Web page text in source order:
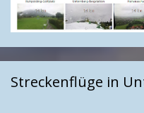
Streckenflüge in